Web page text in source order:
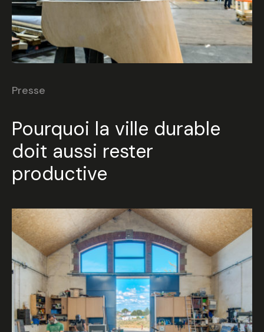
Presse
Pourquoi la ville durable
doit aussi rester
productive